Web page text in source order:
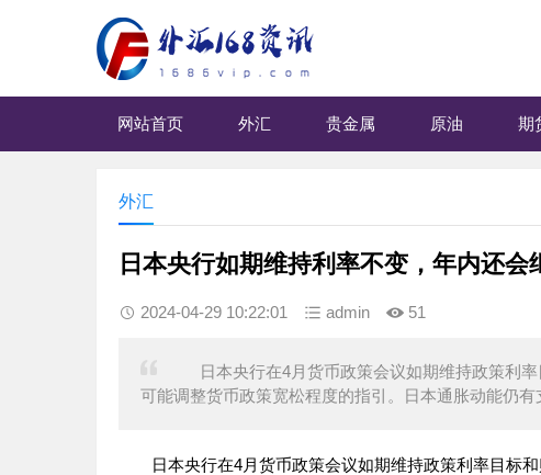
网站首页 外汇 贵金属 原油 期
外汇
日本央行如期维持利率不变，年内还会
2024-04-29 10:22:01 admin 51
日本央行在4月货币政策会议如期维持政策利率
可能调整货币政策宽松程度的指引。日本通胀动能仍
日本央行在4月货币政策会议如期维持政策利率目标和